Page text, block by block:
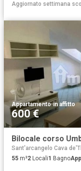
Aggiornato settimana
Appartamento·in affitto
600 €
Sant'arcangelo Cava
55 m²2 Locali1 Bagno